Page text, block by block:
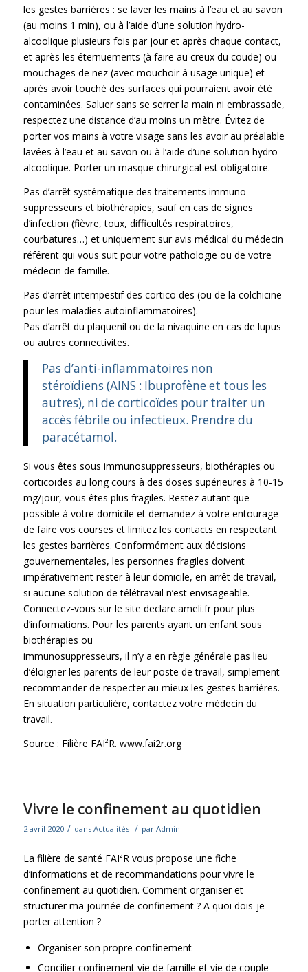
les gestes barrières : se laver les mains à l’eau et au savon
(au moins 1 min), ou à l’aide d’une solution hydro-
alcoolique plusieurs fois par jour et après chaque contact,
et après les éternuements (à faire au creux du coude) ou
mouchages de nez (avec mouchoir à usage unique) et
après avoir touché des surfaces qui pourraient avoir été
contaminées. Saluer sans se serrer la main ni embrassade,
respectez une distance d’au moins un mètre. Évitez de
porter vos mains à votre visage sans les avoir au préalable
lavées à l’eau et au savon ou à l’aide d’une solution hydro-
alcoolique. Porter un masque chirurgical est obligatoire.
Pas d’arrêt systématique des traitements immuno-
suppresseurs et biothérapies, sauf en cas de signes
d’infection (fièvre, toux, difficultés respiratoires,
courbatures…) et uniquement sur avis médical du médecin
référent qui vous suit pour votre pathologie ou de votre
médecin de famille.
Pas d’arrêt intempestif des corticoïdes (ou de la colchicine
pour les maladies autoinflammatoires).
Pas d’arrêt du plaquenil ou de la nivaquine en cas de lupus
ou autres connectivites.
Pas d’anti-inflammatoires non
stéroïdiens (AINS : Ibuprofène et tous les
autres), ni de corticoïdes pour traiter un
accès fébrile ou infectieux. Prendre du
paracétamol.
Si vous êtes sous immunosuppresseurs, biothérapies ou
corticoïdes au long cours à des doses supérieures à 10-15
mg/jour, vous êtes plus fragiles. Restez autant que
possible à votre domicile et demandez à votre entourage
de faire vos courses et limitez les contacts en respectant
les gestes barrières. Conformément aux décisions
gouvernementales, les personnes fragiles doivent
impérativement rester à leur domicile, en arrêt de travail,
si aucune solution de télétravail n’est envisageable.
Connectez-vous sur le site declare.ameli.frpour plus
d’informations. Pour les parents ayant un enfant sous
biothérapies ou
immunosuppresseurs, il n’y a en règle générale pas lieu
d’éloigner les parents de leur poste de travail, simplement
recommander de respecter au mieux les gestes barrières.
En situation particulière, contactez votre médecin du
travail.
Source : Filière FAI²R. www.fai2r.org
Vivre le confinement au quotidien
2 avril 2020 / dans Actualités / par Admin
La filière de santé FAI²R vous propose une fiche
d’informations et de recommandations pour vivre le
confinement au quotidien. Comment organiser et
structurer ma journée de confinement ? A quoi dois-je
porter attention ?
Organiser son propre confinement
Concilier confinement vie de famille et vie de couple